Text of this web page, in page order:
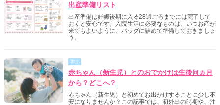
出産準備リスト
出産準備は妊娠後期に入る28週ごろまでには完了して
おくと安心です。入院生活に必要なものは、いつお産が
来てもよいように、バッグに詰めて準備しておきましょ
う。
学ぶ
赤ちゃん（新生児）とのおでかけは生後何ヵ月
から？どこへ？
赤ちゃん（新生児）と初めてお出かけすることに少し不
安になりませんか？この記事では、初外出の時期や、注